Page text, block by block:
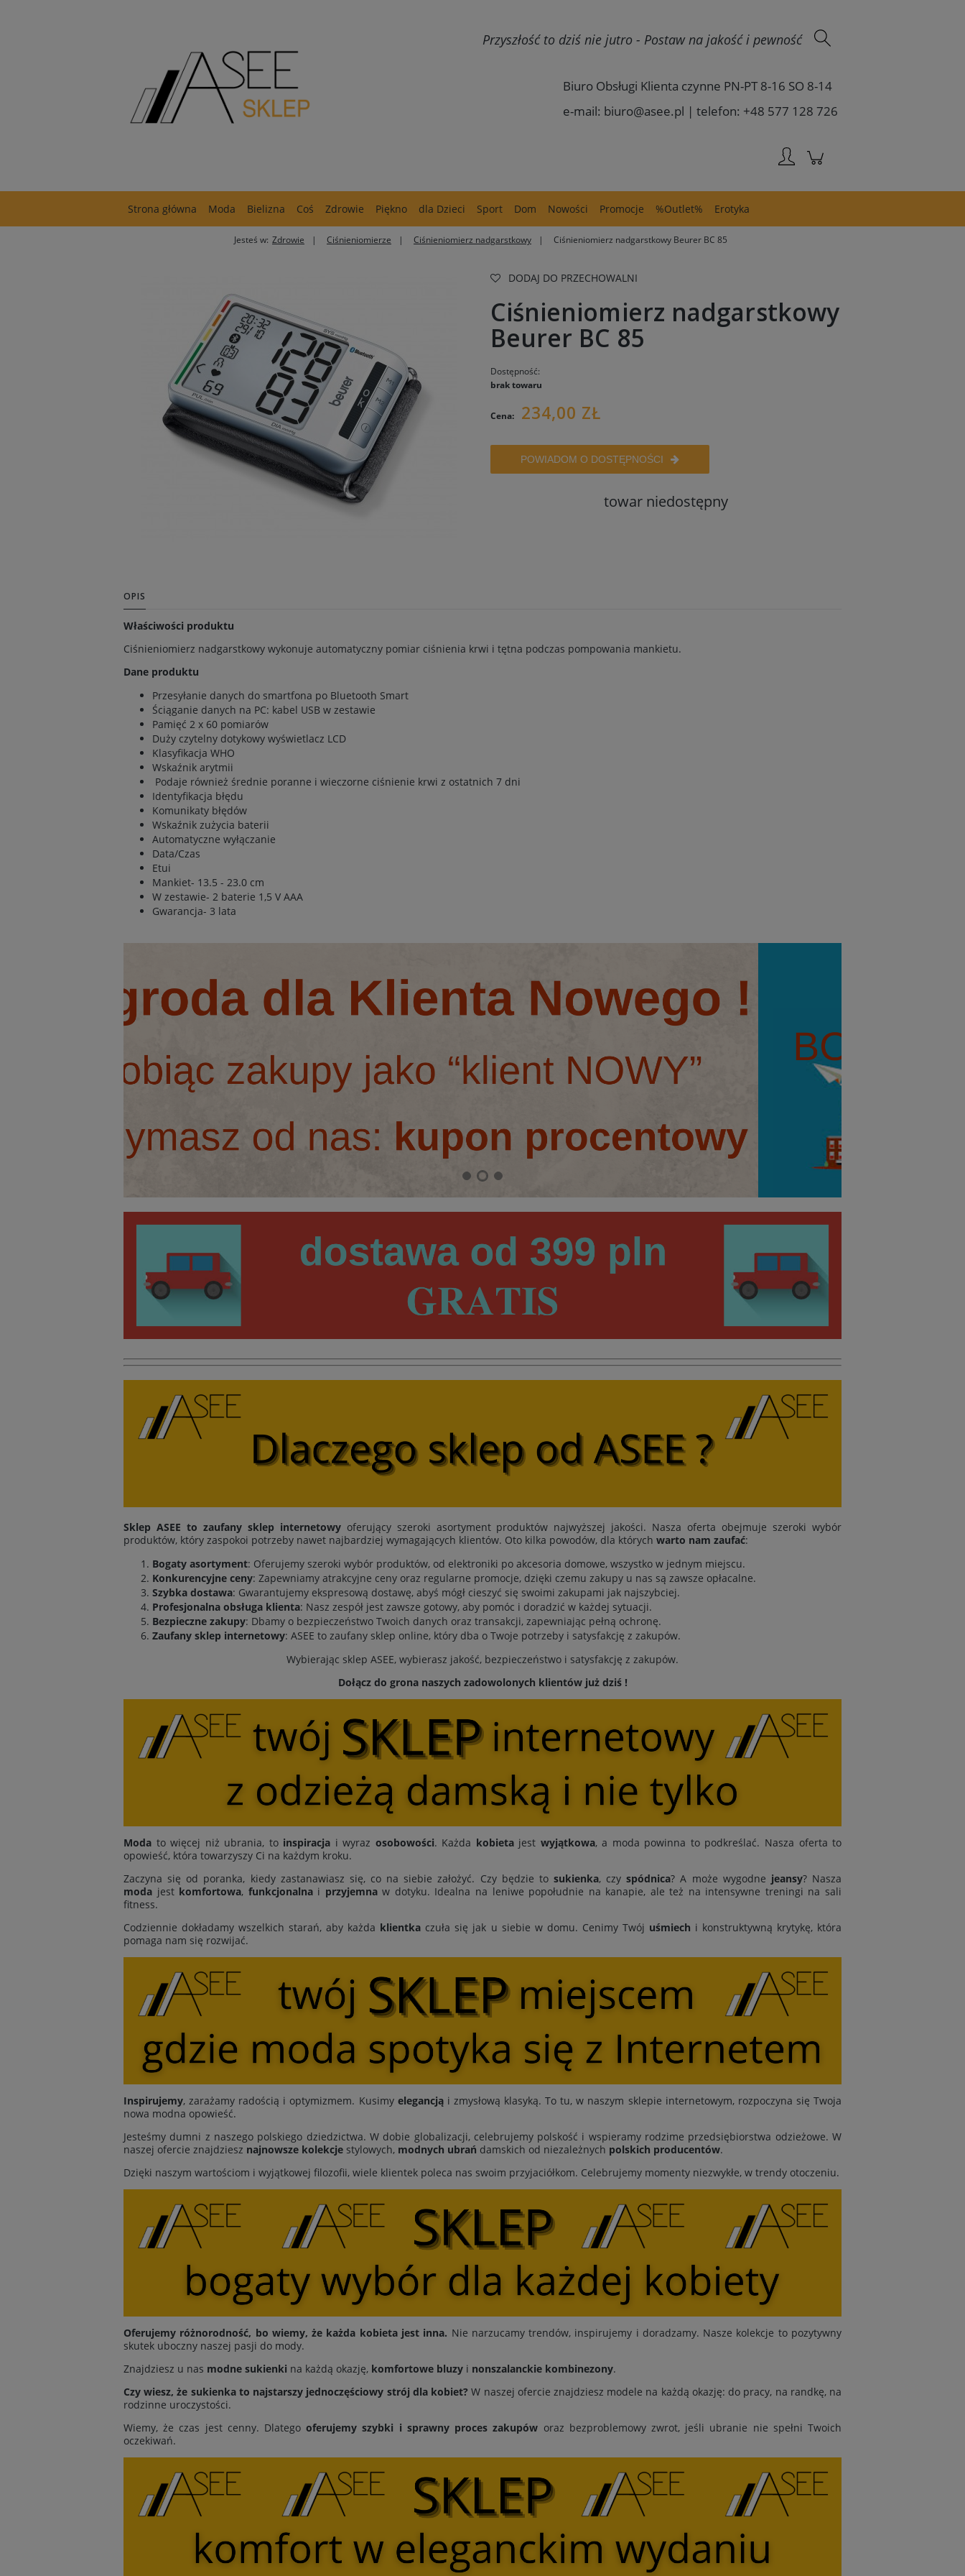
Przyszłość to dziś nie jutro - Postaw na jakość i pewność
Biuro Obsługi Klienta czynne PN-PT 8-16 SO 8-14
e-mail: biuro@asee.pl | telefon: +48 577 128 726
Strona główna Moda Bielizna Coś Zdrowie Piękno dla Dzieci Sport Dom Nowości Promocje %Outlet% Erotyka
Jesteś w: Zdrowie Ciśnieniomierze Ciśnieniomierz nadgarstkowy Ciśnieniomierz nadgarstkowy Beurer BC 85
DODAJ DO PRZECHOWALNI
Ciśnieniomierz nadgarstkowy
Beurer BC 85
Dostępność:
brak towaru
Cena: 234,00 ZŁ
POWIADOM O DOSTĘPNOŚCI
towar niedostępny
OPIS
Właściwości produktu
Ciśnieniomierz nadgarstkowy wykonuje automatyczny pomiar ciśnienia krwi i tętna podczas pompowania mankietu.
Dane produktu
Przesyłanie danych do smartfona po Bluetooth Smart
Ściąganie danych na PC: kabel USB w zestawie
Pamięć 2 x 60 pomiarów
Duży czytelny dotykowy wyświetlacz LCD
Klasyfikacja WHO
Wskaźnik arytmii
Podaje również średnie poranne i wieczorne ciśnienie krwi z ostatnich 7 dni
Identyfikacja błędu
Komunikaty błędów
Wskaźnik zużycia baterii
Automatyczne wyłączanie
Data/Czas
Etui
Mankiet- 13.5 - 23.0 cm
W zestawie- 2 baterie 1,5 V AAA
Gwarancja- 3 lata
Sklep ASEE to zaufany sklep internetowyoferujący szeroki asortyment produktów najwyższej jakości. Nasza oferta obejmuje szeroki wybór
produktów, który zaspokoi potrzeby nawet najbardziej wymagających klientów. Oto kilka powodów, dla których warto nam zaufać:
Bogaty asortyment: Oferujemy szeroki wybór produktów, od elektroniki po akcesoria domowe, wszystko w jednym miejscu.
Konkurencyjne ceny: Zapewniamy atrakcyjne ceny oraz regularne promocje, dzięki czemu zakupy u nas są zawsze opłacalne.
Szybka dostawa: Gwarantujemy ekspresową dostawę, abyś mógł cieszyć się swoimi zakupami jak najszybciej.
Profesjonalna obsługa klienta: Nasz zespół jest zawsze gotowy, aby pomóc i doradzić w każdej sytuacji.
Bezpieczne zakupy: Dbamy o bezpieczeństwo Twoich danych oraz transakcji, zapewniając pełną ochronę.
Zaufany sklep internetowy: ASEE to zaufany sklep online, który dba o Twoje potrzeby i satysfakcję z zakupów.
Wybierając sklep ASEE, wybierasz jakość, bezpieczeństwo i satysfakcję z zakupów.
Dołącz do grona naszych zadowolonych klientów już dziś !
Moda to więcej niż ubrania, to inspiracja i wyraz osobowości. Każda kobietajest wyjątkowa, a moda powinna to podkreślać. Nasza oferta to
opowieść, która towarzyszy Ci na każdym kroku.
Zaczyna się od poranka, kiedy zastanawiasz się, co na siebie założyć. Czy będzie to sukienka, czyspódnica? A może wygodne jeansy? Nasza
moda jest komfortowa, funkcjonalnai przyjemnaw dotyku. Idealna na leniwe popołudnie na kanapie, ale też na intensywne treningi na sali
fitness.
Codziennie dokładamy wszelkich starań, aby każda klientka czuła się jak u siebie w domu. Cenimy Twój uśmiech i konstruktywną krytykę, która
pomaga nam się rozwijać.
Inspirujemy, zarażamy radością i optymizmem. Kusimy elegancjąi zmysłową klasyką. To tu, w naszym sklepie internetowym, rozpoczyna się Twoja
nowa modna opowieść.
Jesteśmy dumni z naszego polskiego dziedzictwa. W dobie globalizacji, celebrujemy polskość i wspieramy rodzime przedsiębiorstwa odzieżowe. W
naszej ofercie znajdziesz najnowsze kolekcje stylowych, modnych ubrań damskich od niezależnych polskich producentów.
Dzięki naszym wartościom i wyjątkowej filozofii, wiele klientek poleca nas swoim przyjaciółkom. Celebrujemy momenty niezwykłe, w trendy otoczeniu.
Oferujemy różnorodność, bo wiemy, że każda kobieta jest inna. Nie narzucamy trendów, inspirujemy i doradzamy. Nasze kolekcje to pozytywny
skutek uboczny naszej pasji do mody.
Znajdziesz u nas modne sukienki na każdą okazję, komfortowe bluzy i nonszalanckie kombinezony.
Czy wiesz, że sukienka to najstarszy jednoczęściowy strój dla kobiet? W naszej ofercie znajdziesz modele na każdą okazję: do pracy, na randkę, na
rodzinne uroczystości.
Wiemy, że czas jest cenny. Dlategooferujemy szybki i sprawny proces zakupów oraz bezproblemowy zwrot, jeśli ubranie nie spełni Twoich
oczekiwań.